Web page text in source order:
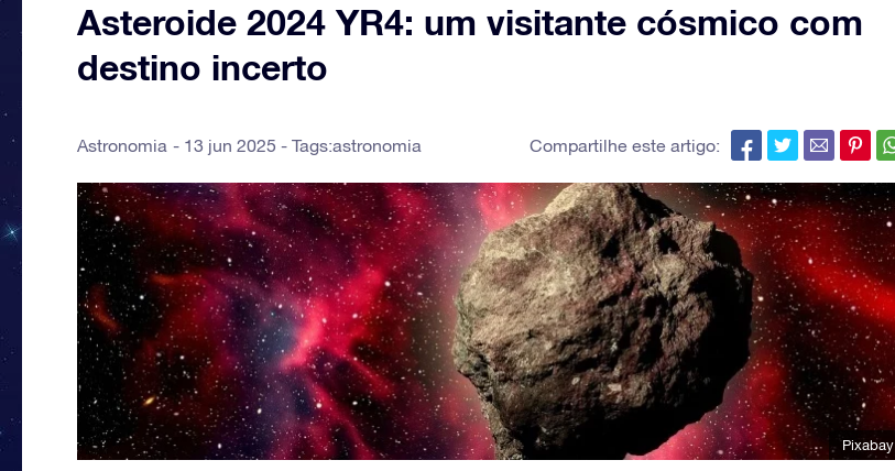
Asteroide 2024 YR4: um visitante cósmico com
destino incerto
Astronomia 13 jun 2025 - Tags:astronomia Compartilhe este artigo:
Pixabay